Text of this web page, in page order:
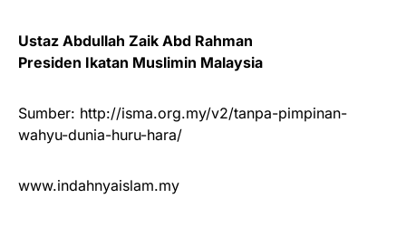
Ustaz Abdullah Zaik Abd Rahman
Presiden Ikatan Muslimin Malaysia
Sumber: http://isma.org.my/v2/tanpa-pimpinan-
wahyu-dunia-huru-hara/
www.indahnyaislam.my